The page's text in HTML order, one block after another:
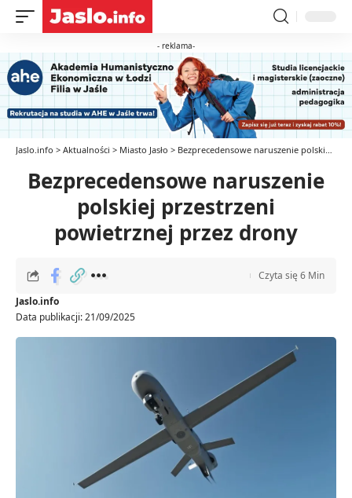
- reklama-
Jaslo.info > Aktualności > Miasto Jasło > Bezprecedensowe naruszenie polskiej przestrzeni powietrznej przez drony
Bezprecedensowe naruszenie
polskiej przestrzeni
powietrznej przez drony
Data publikacji: 21/09/2025
Jaslo.info
Czyta się 6 Min